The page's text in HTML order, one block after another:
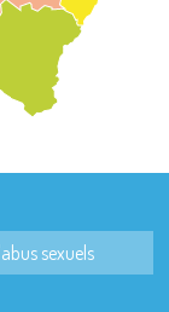
sexuels